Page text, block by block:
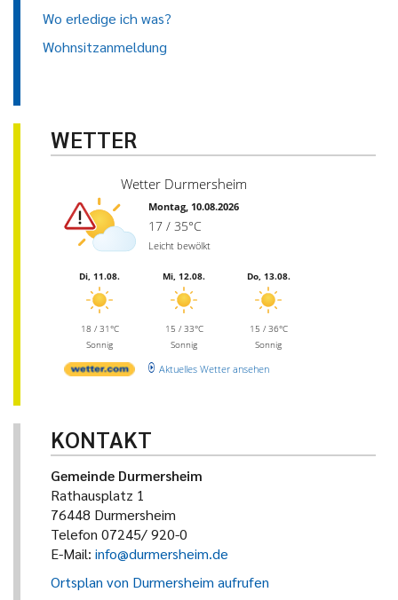
Wo erledige ich was?
Wohnsitzanmeldung
WETTER
Wetter Durmersheim
Montag, 10.08.2026
17 / 35°C
Leicht bewölkt
Di, 11.08.
18 / 31°C
Sonnig
Mi, 12.08.
15 / 33°C
Sonnig
Do, 13.08.
15 / 36°C
Sonnig
Aktuelles Wetter ansehen
KONTAKT
Gemeinde Durmersheim
Rathausplatz 1
76448 Durmersheim
Telefon 07245/ 920-0
E-Mail: info@durmersheim.de
Ortsplan von Durmersheim aufrufen